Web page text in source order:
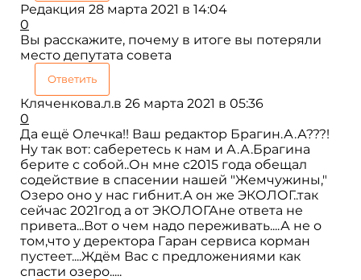
Редакция 28 марта 2021 в 14:04
0
Вы расскажите, почему в итоге вы потеряли
место депутата совета
Ответить
Кляченкова.л.в 26 марта 2021 в 05:36
0
Да ещё Олечка!! Ваш редактор Брагин.А.А???!
Ну так вот: саберетесь к нам и А.А.Брагина
берите с собой..Он мне с2015 года обещал
содействие в спасении нашей "Жемчужины,"
Озеро оно у нас гибнит.А он же ЭКОЛОГ..так
сейчас 2021год а от ЭКОЛОГАне ответа не
привета...Вот о чем надо переживать....А не о
том,что у деректора Гаран сервиса корман
пустеет....Ждём Вас с предложениями как
спасти озеро.....